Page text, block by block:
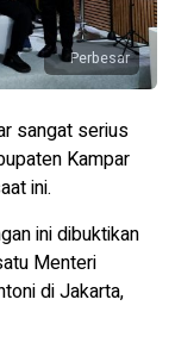
Perbesar
sangat serius
Kampar
ini.
ini dibuktikan
Menteri
di Jakarta,